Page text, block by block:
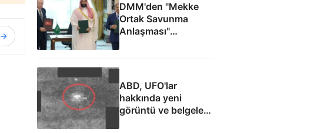
DMM'den "Mekke
Ortak Savunma
Anlaşması"
iddialarına yalanlama
ABD, UFO'lar
hakkında yeni
görüntü ve belgeler